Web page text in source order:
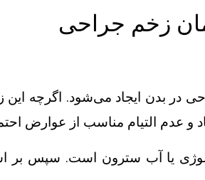
زخم جراحی
بدن ایجاد می‌شود. اگرچه این
و عدم التیام مناسب از عوارض
یا آب سترون است. سپس بر